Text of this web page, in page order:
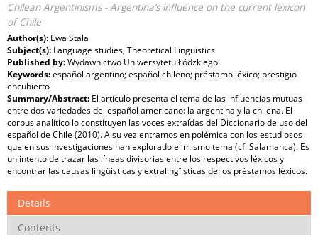
Chilean Argentinisms - Argentina’s influence on the current lexicon
of Chile
Author(s): Ewa Stala
Subject(s): Language studies, Theoretical Linguistics
Published by:Wydawnictwo Uniwersytetu Łódzkiego
Keywords:español argentino; español chileno; préstamo léxico; prestigio
encubierto
Summary/Abstract: El artículo presenta el tema de las influencias mutuas
entre dos variedades del español americano: la argentina y la chilena. El
corpus analítico lo constituyen las voces extraídas del Diccionario de uso del
español de Chile (2010). A su vez entramos en polémica con los estudiosos
que en sus investigaciones han explorado el mismo tema (cf. Salamanca). Es
un intento de trazar las líneas divisorias entre los respectivos léxicos y
encontrar las causas lingüísticas y extralingïísticas de los préstamos léxicos.
Details
Contents